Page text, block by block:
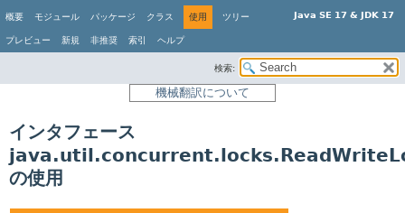
Java SE 17 & JDK 17
概要 モジュール パッケージ クラス 使用 ツリー
プレビュー 新規 非推奨 索引 ヘルプ
検索:
機械翻訳について
インタフェース
の使用